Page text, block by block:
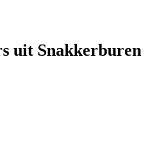
uit Snakkerburen